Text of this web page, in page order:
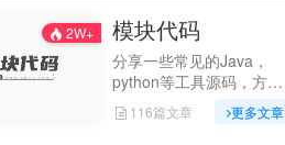
2W+ 模块代码
分享一些常见的Java，
python等工具源码，方便
开发116篇文章 更多文章